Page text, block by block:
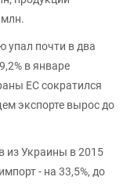
упал почти в два
в январе
ЕС сократился
экспорте вырос до
из Украины в 2015
- на 33,5%, до